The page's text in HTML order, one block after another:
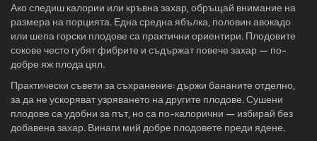
Ако следиш калории или кръвна захар, обръщай внимание на
размера на порцията. Една средна ябълка, половин авокадо
или шепа горски плодове са практични ориентири. Плодовите
сокове често губят фибрите и съдържат повече захар — по-
добре яж плода цял.
Практически съвети за съхранение: държи бананите отделно,
за да не ускоряват узряването на другите плодове. Сушени
плодове са удобни за път, но са по-калорични — избирай без
добавена захар. Винаги мий добре плодовете преди ядене.